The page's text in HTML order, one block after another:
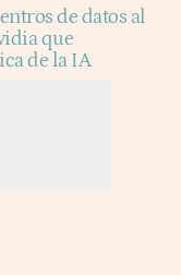
de datos al
que
de la IA